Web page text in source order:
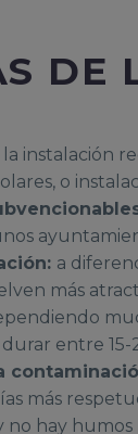
DE
instalación
o
a
más
entre 15-
más
hay humos